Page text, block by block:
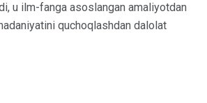
u ilm-fanga asoslangan amaliyotdan
quchoqlashdan dalolat